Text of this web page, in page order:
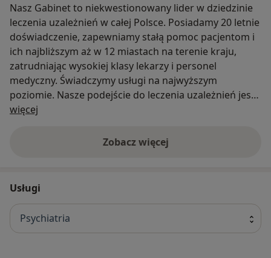
Nasz Gabinet to niekwestionowany lider w dziedzinie
leczenia uzależnień w całej Polsce. Posiadamy 20 letnie
doświadczenie, zapewniamy stałą pomoc pacjentom i
ich najbliższym aż w 12 miastach na terenie kraju,
zatrudniając wysokiej klasy lekarzy i personel
medyczny. Świadczymy usługi na najwyższym
poziomie. Nasze podejście do leczenia uzależnień jest
holistyczne, co oznacza, że traktujemy człowieka jako
fizyczne, psychiczne, jak i społeczne. Program
psychoterapeutycznym.
Filar medyczny koncentruje się na bezpośrednich
skutkach fizjologicznych nadużywania alkoholu.
więcej
Zobacz więcej
Usługi
Psychiatria